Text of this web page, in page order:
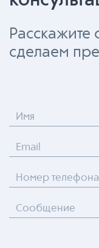
сделаем
Имя
Email
Номер телефона
Сообщение